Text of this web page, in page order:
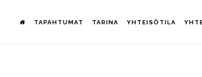
TAPAHTUMAT TARINA YHTEISÖTILA